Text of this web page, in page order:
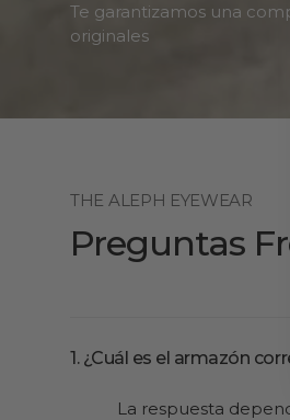
Te garantizamos una
originales
THE ALEPH EYEWEAR
Preguntas
1. ¿Cuál es el armazón
La respuesta